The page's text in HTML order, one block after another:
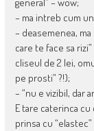
– ma intreb cum
– deasemenea,
care te face sa
cliseul de 2 lei,
pe prosti” ?!);
– “nu e vizibil, dar
E tare caterinca
prinsa cu